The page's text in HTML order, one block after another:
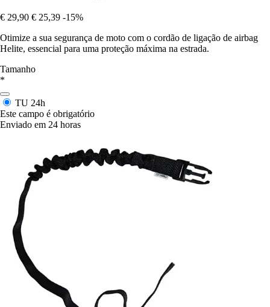
€ 29,90 € 25,39 -15%
Otimize a sua segurança de moto com o cordão de ligação de airbag
Helite, essencial para uma proteção máxima na estrada.
Tamanho
*
TU 24h
Este campo é obrigatório
Enviado em 24 horas